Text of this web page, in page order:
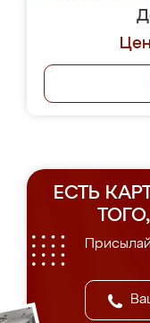
ЕСТЬ